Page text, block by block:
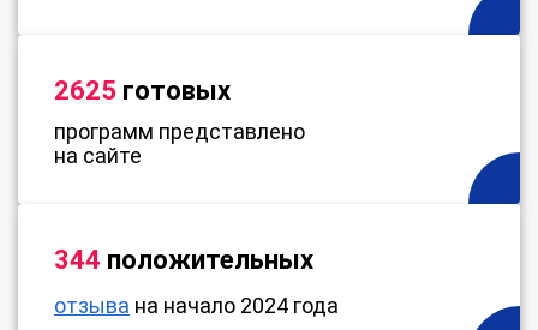
2625 готовых
программ представлено
на сайте
344 положительных
отзыва на начало 2024 года